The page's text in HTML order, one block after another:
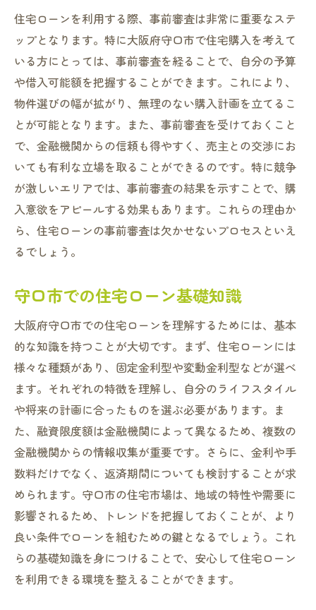
守口市の住宅ローン金利比較
金利情報を活用した計画の立て方
理想の住まいのための予算設定術
金利変動がもたらす影響とは
守口市での最適なローン選びの基準
地域特性を活かした住宅ローンプラン選びのポ
イント守口市編
守口市の特性を知ることが成功への鍵
地域に合わせたローンプランの選定方法
守口市で考慮すべき住宅ローンの要素
生活スタイルに最適なローン選び
守口市での住宅ローン審査通過の秘訣と落とし
穴を徹底解説
審査に通過するための基本条件
守口市ならではの審査基準とは？
落とし穴を避けるための注意点
審査通過に必要な書類とその準備
失敗しないための事前相談の活用法
審査でのよくある質問とその対策
理想の住まいを手に入れるための住宅ローン選
び大阪府守口市ガイド
住まいの理想を実現するローン計画
住宅ローンを利用する際、事前審査は非常に重要なステ
ップとなります。特に大阪府守口市で住宅購入を考えて
いる方にとっては、事前審査を経ることで、自分の予算
や借入可能額を把握することができます。これにより、
物件選びの幅が拡がり、無理のない購入計画を立てるこ
とが可能となります。また、事前審査を受けておくこと
で、金融機関からの信頼も得やすく、売主との交渉にお
いても有利な立場を取ることができるのです。特に競争
が激しいエリアでは、事前審査の結果を示すことで、購
入意欲をアピールする効果もあります。これらの理由か
ら、住宅ローンの事前審査は欠かせないプロセスといえ
るでしょう。
守口市での住宅ローン基礎知識
大阪府守口市での住宅ローンを理解するためには、基本
的な知識を持つことが大切です。まず、住宅ローンには
様々な種類があり、固定金利型や変動金利型などが選べ
ます。それぞれの特徴を理解し、自分のライフスタイル
や将来の計画に合ったものを選ぶ必要があります。ま
た、融資限度額は金融機関によって異なるため、複数の
金融機関からの情報収集が重要です。さらに、金利や手
数料だけでなく、返済期間についても検討することが求
められます。守口市の住宅市場は、地域の特性や需要に
影響されるため、トレンドを把握しておくことが、より
良い条件でローンを組むための鍵となるでしょう。これ
らの基礎知識を身につけることで、安心して住宅ローン
を利用できる環境を整えることができます。